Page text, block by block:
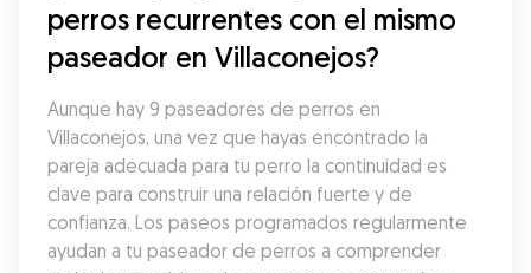
perros recurrentes con el mismo
paseador en Villaconejos?
Aunque hay 9 paseadores de perros en
Villaconejos, una vez que hayas encontrado la
pareja adecuada para tu perro la continuidad es
clave para construir una relación fuerte y de
confianza. Los paseos programados regularmente
ayudan a tu paseador de perros a comprender